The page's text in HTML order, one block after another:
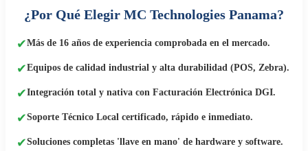
¿Por Qué Elegir MC Technologies Panama?
✔Más de 16 años de experiencia comprobada en el mercado.
✔Equipos de calidad industrial y alta durabilidad (POS, Zebra).
✔Integración total y nativa con Facturación Electrónica DGI.
✔Soporte Técnico Local certificado, rápido e inmediato.
✔Soluciones completas 'llave en mano' de hardware y software.